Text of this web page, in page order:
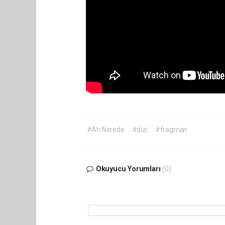
#Ah Nerede #dizi #fragman
Okuyucu Yorumları (0)